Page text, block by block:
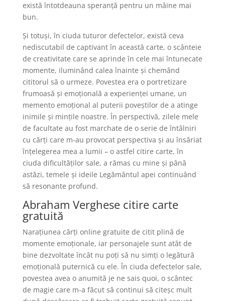
există întotdeauna speranță pentru un mâine mai
bun.
Și totuși, în ciuda tuturor defectelor, există ceva
nediscutabil de captivant în această carte, o scânteie
de creativitate care se aprinde în cele mai întunecate
momente, iluminând calea înainte și chemând
cititorul să o urmeze. Povestea era o portretizare
frumoasă și emoțională a experienței umane, un
memento emoțional al puterii poveștilor de a atinge
inimile și mințile noastre. În perspectivă, zilele mele
de facultate au fost marchate de o serie de întâlniri
cu cărți care m-au provocat perspectiva și au însăriat
înțelegerea mea a lumii – o astfel citire carte, în
ciuda dificultăților sale, a rămas cu mine și până
astăzi, temele și ideile Legământul apei continuând
să resonante profund.
Abraham Verghese citire carte
gratuită
Narațiunea cărți online gratuite de citit plină de
momente emoționale, iar personajele sunt atât de
bine dezvoltate încât nu poți să nu simți o legătură
emoțională puternică cu ele. În ciuda defectelor sale,
povestea avea o anumită je ne sais quoi, o scântec
de magie care m-a făcut să continui să citeșc mult